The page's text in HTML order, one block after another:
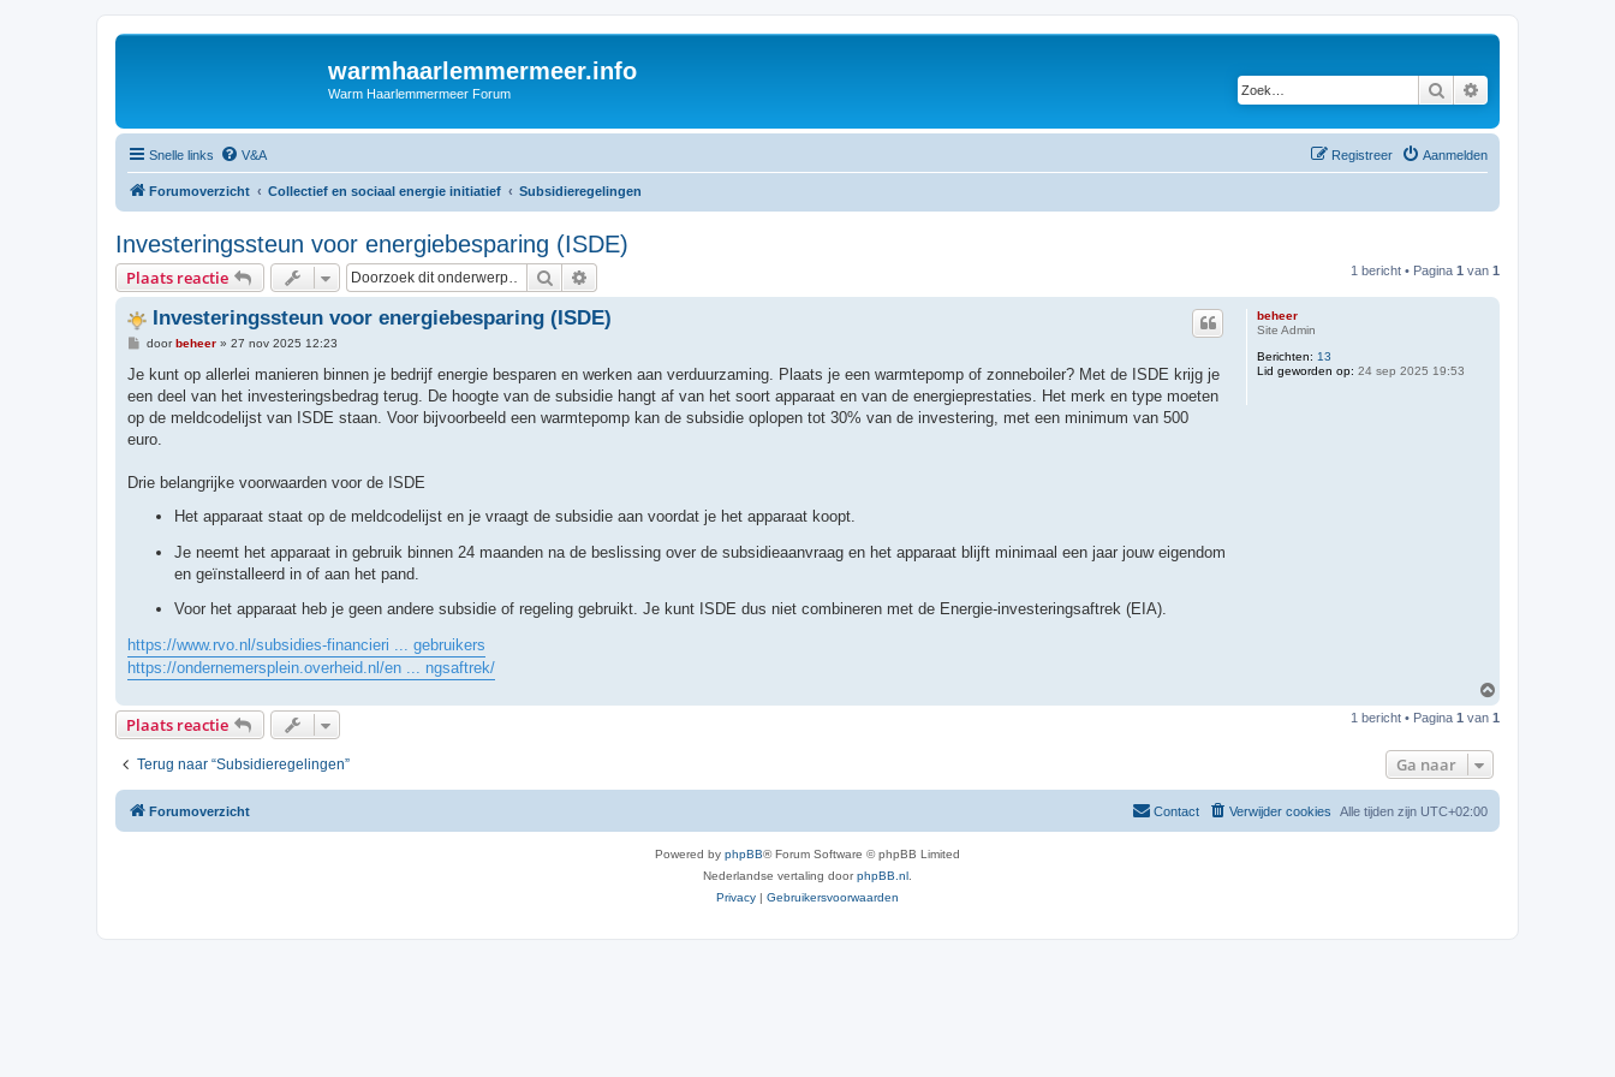
warmhaarlemmermeer.info
Warm Haarlemmermeer Forum Zoek
Snelle links V&A Aanmelden
Registreer
Forumoverzicht Collectief en sociaal energie initiatief Subsidieregelingen
Investeringssteun voor energiebesparing (ISDE)
Plaats reactie Zoek 1 bericht • Pagina 1 van 1
beheer
Site Admin
Berichten: 13
Lid geworden op: 24 sep 2025 19:53
Investeringssteun voor energiebesparing (ISDE)
B
r
c
h
doorbeheer» 27 nov 2025 12:23
Je kunt op allerlei manieren binnen je bedrijf energie besparen en werken aan verduurzaming. Plaats je een warmtepomp of zonneboiler? Met de ISDE krijg je
een deel van het investeringsbedrag terug. De hoogte van de subsidie hangt af van het soort apparaat en van de energieprestaties. Het merk en type moeten
op de meldcodelijst van ISDE staan. Voor bijvoorbeeld een warmtepomp kan de subsidie oplopen tot 30% van de investering, met een minimum van 500
euro.
Drie belangrijke voorwaarden voor de ISDE
Het apparaat staat op de meldcodelijst en je vraagt de subsidie aan voordat je het apparaat koopt.
Je neemt het apparaat in gebruik binnen 24 maanden na de beslissing over de subsidieaanvraag en het apparaat blijft minimaal een jaar jouw eigendom
en geïnstalleerd in of aan het pand.
Voor het apparaat heb je geen andere subsidie of regeling gebruikt. Je kunt ISDE dus niet combineren met de Energie-investeringsaftrek (EIA).
https://www.rvo.nl/subsidies-financieri ... gebruikers
https://ondernemersplein.overheid.nl/en ... ngsaftrek/
h
Plaats reactie 1 bericht • Pagina 1 van 1
Terug naar “Subsidieregelingen” Ga naar
Forumoverzicht Alle tijden zijn UTC+02:00
Verwijder cookies
Contact
Powered by phpBB® Forum Software © phpBB Limited
Nederlandse vertaling doorphpBB.nl
Privacy | Gebruikersvoorwaarden